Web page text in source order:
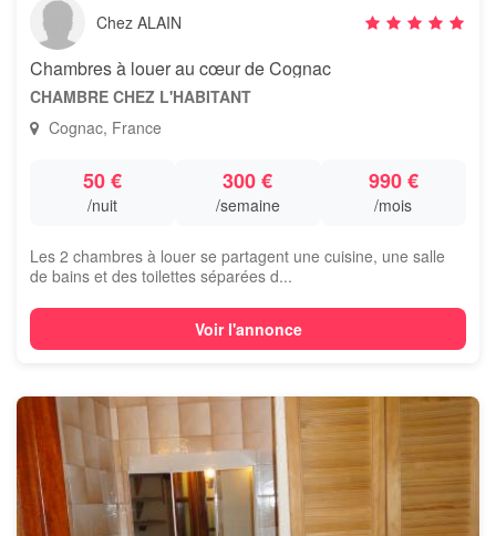
Chez ALAIN
Chambres à louer au cœur de Cognac
CHAMBRE CHEZ L'HABITANT
Cognac, France
50 €
/nuit
300 €
/semaine
990 €
/mois
Les 2 chambres à louer se partagent une cuisine, une salle
de bains et des toilettes séparées d...
Voir l'annonce